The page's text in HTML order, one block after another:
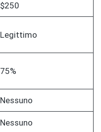
$250
Legittimo
75%
Nessuno
Nessuno